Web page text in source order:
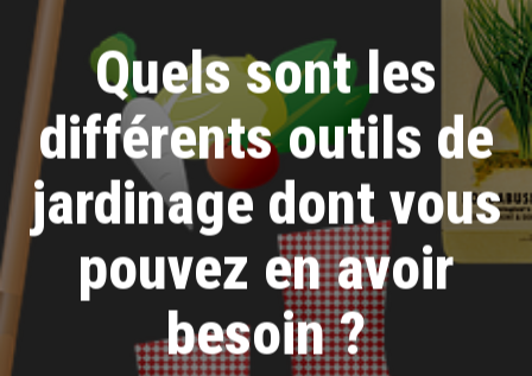
Quels sont les
différents outils de
jardinage dont vous
pouvez en avoir
besoin ?